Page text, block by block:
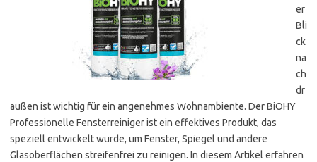
er
Bli
ck
na
ch
dr
außen ist wichtig für ein angenehmes Wohnambiente. Der BiOHY
Professionelle Fensterreiniger ist ein effektives Produkt, das
speziell entwickelt wurde, um Fenster, Spiegel und andere
Glasoberflächen streifenfrei zu reinigen. In diesem Artikel erfahren